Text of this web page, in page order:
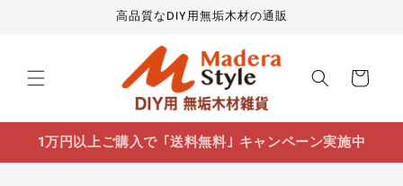
高品質なDIY用無垢木材の通販
ー
1万円以上ご購入で ｢送料無料｣ キャンペーン実施中